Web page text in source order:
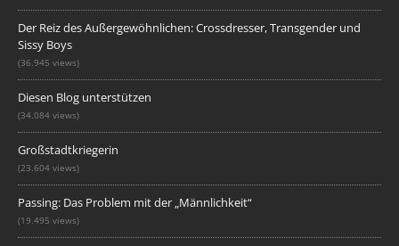
Der Reiz des Außergewöhnlichen: Crossdresser, Transgender und
Sissy Boys
(36.945 views)
Diesen Blog unterstützen
(34.084 views)
Großstadtkriegerin
(23.604 views)
Passing: Das Problem mit der „Männlichkeit“
(19.495 views)